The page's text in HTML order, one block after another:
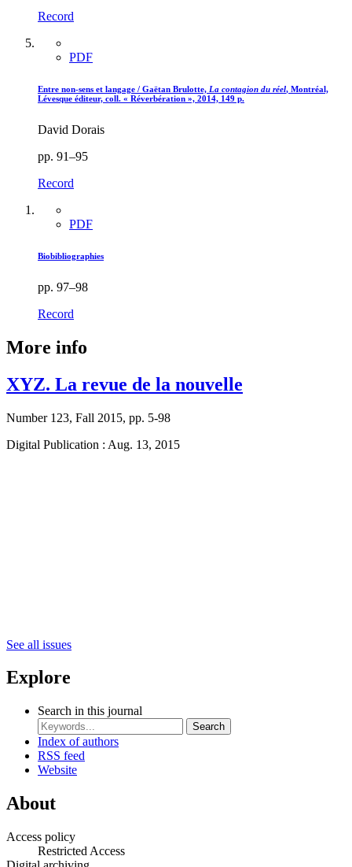
Record
PDF
Entre non-sens et langage / Gaëtan Brulotte, La contagion du réel, Montréal,
Lévesque éditeur, coll. « Réverbération », 2014, 149 p.
David Dorais
pp. 91–95
Record
PDF
Biobibliographies
pp. 97–98
Record
More info
XYZ. La revue de la nouvelle
Number 123, Fall 2015, pp. 5-98
Digital Publication : Aug. 13, 2015
See all issues
Explore
Search in this journal
Search
Index of authors
RSS feed
Website
About
Access policy
Restricted Access